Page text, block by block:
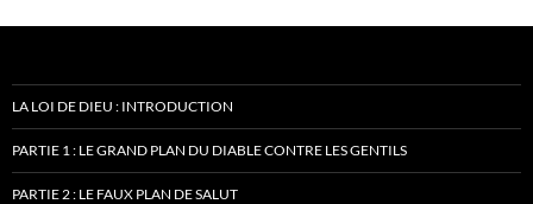
LA LOI DE DIEU : INTRODUCTION
PARTIE 1 : LE GRAND PLAN DU DIABLE CONTRE LES GENTILS
PARTIE 2 : LE FAUX PLAN DE SALUT